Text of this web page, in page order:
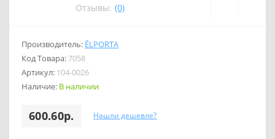
Отзывы: (0)
Производитель: ĒLPORTA
Код Товара:7058
Артикул: 104-0026
Наличие: В наличии
600.60р. Нашли дешевле?